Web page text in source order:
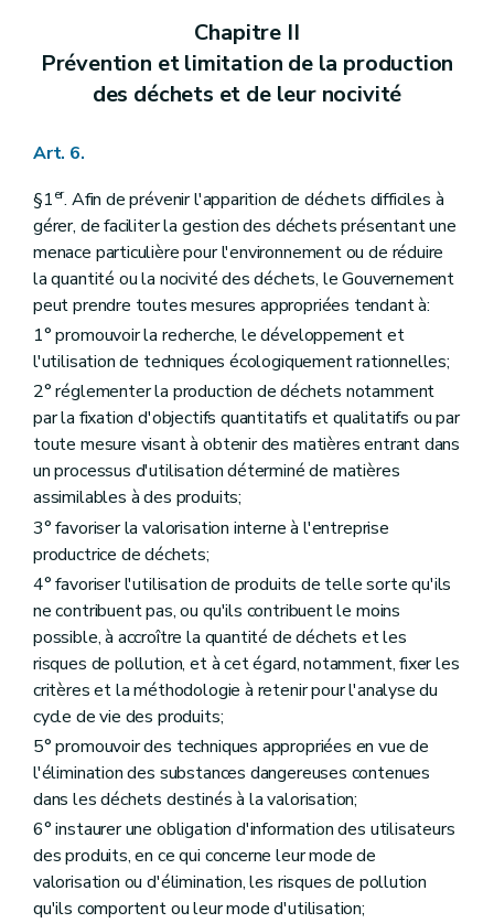
Chapitre II
Prévention et limitation de la production
des déchets et de leur nocivité
Art. 6.
§1er. Afin de prévenir l'apparition de déchets difficiles à
gérer, de faciliter la gestion des déchets présentant une
menace particulière pour l'environnement ou de réduire
la quantité ou la nocivité des déchets, le Gouvernement
peut prendre toutes mesures appropriées tendant à:
1° promouvoir la recherche, le développement et
l'utilisation de techniques écologiquement rationnelles;
2° réglementer la production de déchets notamment
par la fixation d'objectifs quantitatifs et qualitatifs ou par
toute mesure visant à obtenir des matières entrant dans
un processus d'utilisation déterminé de matières
assimilables à des produits;
3° favoriser la valorisation interne à l'entreprise
productrice de déchets;
4° favoriser l'utilisation de produits de telle sorte qu'ils
ne contribuent pas, ou qu'ils contribuent le moins
possible, à accroître la quantité de déchets et les
risques de pollution, et à cet égard, notamment, fixer les
critères et la méthodologie à retenir pour l'analyse du
cycle de vie des produits;
5° promouvoir des techniques appropriées en vue de
l'élimination des substances dangereuses contenues
dans les déchets destinés à la valorisation;
6° instaurer une obligation d'information des utilisateurs
des produits, en ce qui concerne leur mode de
valorisation ou d'élimination, les risques de pollution
qu'ils comportent ou leur mode d'utilisation;